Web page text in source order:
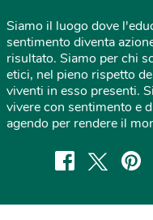
Siamo il luogo dove
sentimento diventa
risultato. Siamo per chi
etici, nel pieno rispetto
viventi in esso presenti.
vivere con sentimento e
agendo per rendere il